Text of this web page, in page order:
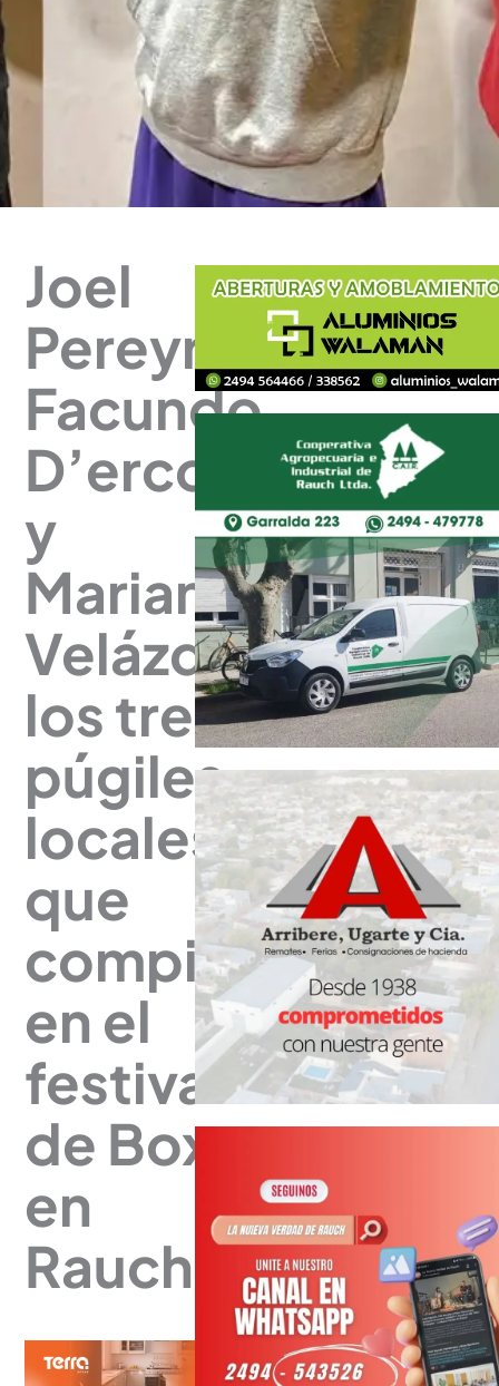
Joel
Pereyra,
Facundo
D’ercole
y
Mariano
Velázquez,
los tres
púgiles
locales
que
compiten
en el
festival
de Box
en
Rauch